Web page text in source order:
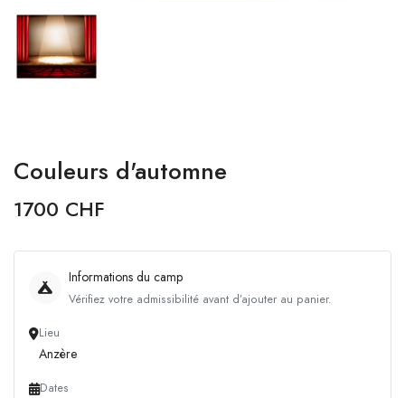
Couleurs d'automne
1700 CHF
Informations du camp
Vérifiez votre admissibilité avant d’ajouter au panier.
Lieu
Anzère
Dates